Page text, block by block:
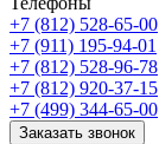
+7 (812) 528-65-00
+7 (911) 195-94-01
+7 (812) 528-96-78
+7 (812) 920-37-15
+7 (499) 344-65-00
Заказать звонок